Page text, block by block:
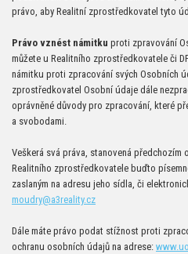
právo, aby Realitní zprostředkovatel tyto
Právo vznést námitku proti zpravování
můžete u Realitního zprostředkovatele či
námitku proti zpracování svých Osobních
zprostředkovatel Osobní údaje dále
oprávněné důvody pro zpracování, které
a svobodami.
Veškerá svá práva, stanovená předchozím
Realitního zprostředkovatele buďto
zaslaným na adresu jeho sídla, či
moudry@a3reality.cz
Dále máte právo podat stížnost proti
ochranu osobních údajů na adrese: